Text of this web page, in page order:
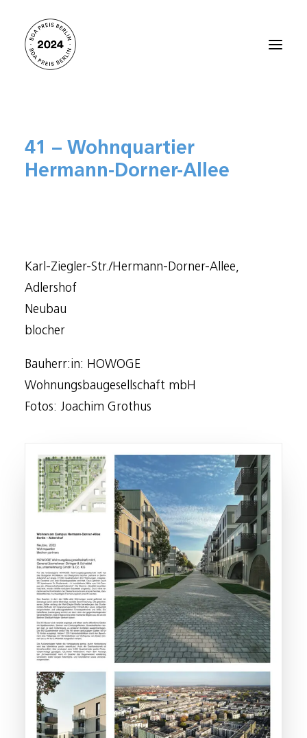
Alle Projekte 2024
Preisträger:innen 2021
Kontakt
41 – Wohnquartier
Hermann-Dorner-Allee
Karl-Ziegler-Str./Hermann-Dorner-Allee,
Adlershof
Neubau
blocher
Bauherr:in: HOWOGE
Wohnungsbaugesellschaft mbH
Fotos: Joachim Grothus